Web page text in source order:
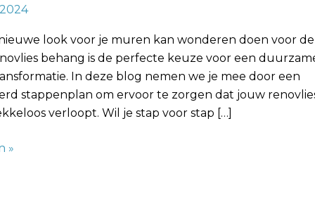
nieuwe look voor je muren kan wonderen doen voor
behang is de perfecte keuze voor een
In deze blog nemen we je mee door een
stappenplan om ervoor te zorgen dat jouw
verloopt. Wil je stap voor stap […]
»